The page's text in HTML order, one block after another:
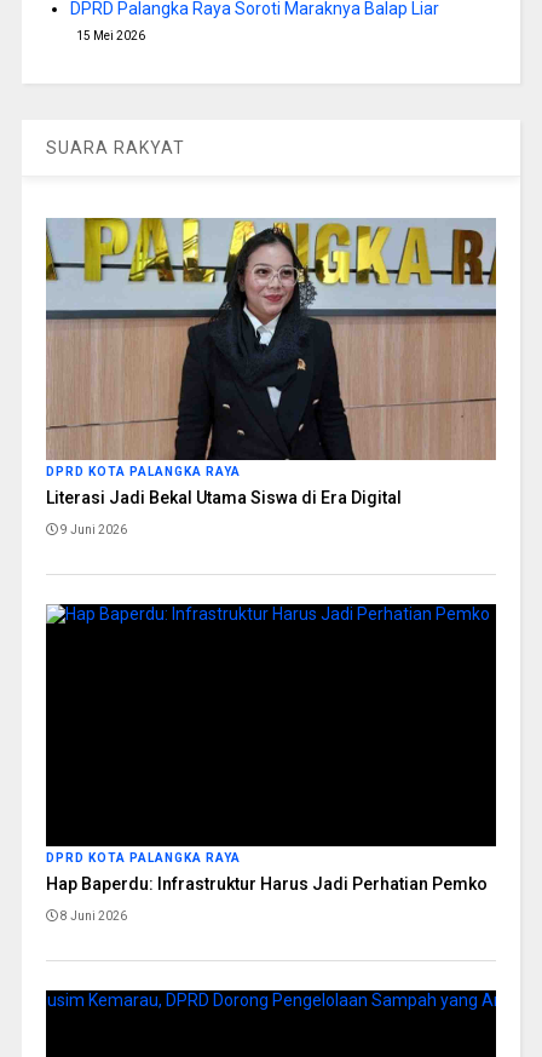
DPRD Palangka Raya Soroti Maraknya Balap Liar
15 Mei 2026
SUARA RAKYAT
DPRD KOTA PALANGKA RAYA
Literasi Jadi Bekal Utama Siswa di Era Digital
9 Juni 2026
DPRD KOTA PALANGKA RAYA
Hap Baperdu: Infrastruktur Harus Jadi Perhatian Pemko
8 Juni 2026